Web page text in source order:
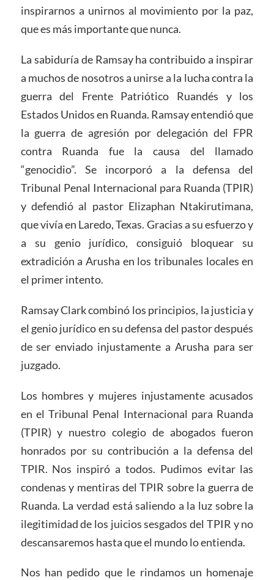
inspirarnos a unirnos al movimiento por la paz,
que es más importante que nunca.
La sabiduría de Ramsay ha contribuido a inspirar
a muchos de nosotros a unirse a la lucha contra la
guerra del Frente Patriótico Ruandés y los
Estados Unidos en Ruanda. Ramsay entendió que
la guerra de agresión por delegación del FPR
contra Ruanda fue la causa del llamado
“genocidio”. Se incorporó a la defensa del
Tribunal Penal Internacional para Ruanda (TPIR)
y defendió al pastor Elizaphan Ntakirutimana,
que vivía en Laredo, Texas. Gracias a su esfuerzo y
a su genio jurídico, consiguió bloquear su
extradición a Arusha en los tribunales locales en
el primer intento.
Ramsay Clark combinó los principios, la justicia y
el genio jurídico en su defensa del pastor después
de ser enviado injustamente a Arusha para ser
juzgado.
Los hombres y mujeres injustamente acusados
en el Tribunal Penal Internacional para Ruanda
(TPIR) y nuestro colegio de abogados fueron
honrados por su contribución a la defensa del
TPIR. Nos inspiró a todos. Pudimos evitar las
condenas y mentiras del TPIR sobre la guerra de
Ruanda. La verdad está saliendo a la luz sobre la
ilegitimidad de los juicios sesgados del TPIR y no
descansaremos hasta que el mundo lo entienda.
Nos han pedido que le rindamos un homenaje